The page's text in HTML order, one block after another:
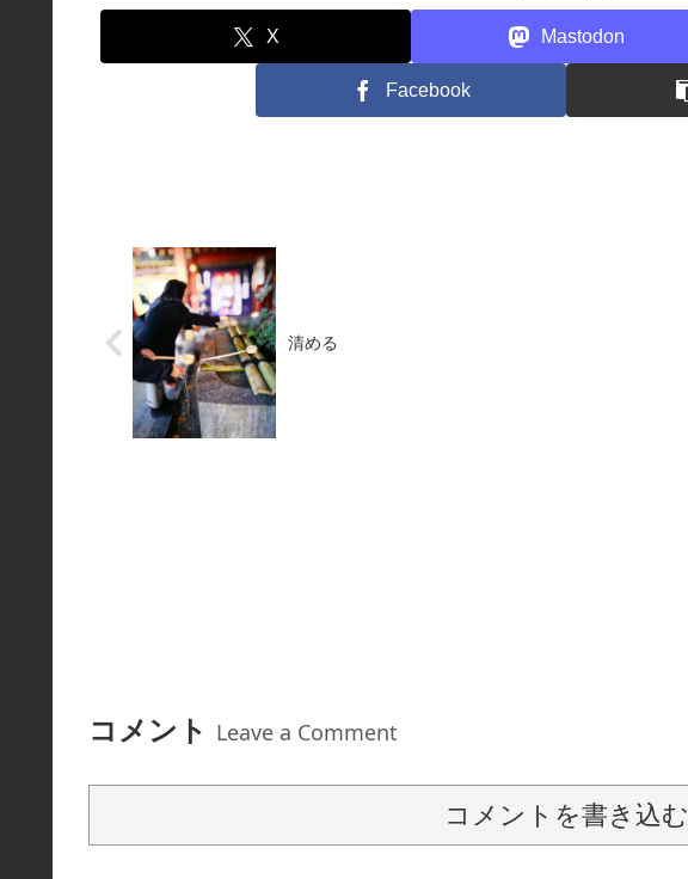
X Mastodon
Facebook
清める
コメント Leave a Comment
コメントを書き込む